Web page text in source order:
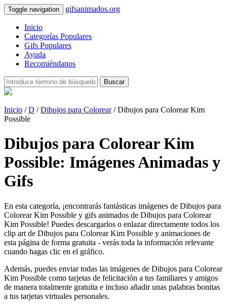
Toggle navigation gifsanimados.org
Inicio
Categorías Populares
Gifs Populares
Ayuda
Recomiéndanos
Buscar
Inicio /D /Dibujos para Colorear/ Dibujos para Colorear Kim
Possible
Dibujos para Colorear Kim
Possible: Imágenes Animadas y
Gifs
En esta categoría, ¡encontrarás fantásticas imágenes de Dibujos para
Colorear Kim Possible y gifs animados de Dibujos para Colorear
Kim Possible! Puedes descargarlos o enlazar directamente todos los
clip art de Dibujos para Colorear Kim Possible y animaciones de
esta página de forma gratuita - verás toda la información relevante
cuando hagas clic en el gráfico.
Además, puedes enviar todas las imágenes de Dibujos para Colorear
Kim Possible como tarjetas de felicitación a tus familiares y amigos
de manera totalmente gratuita e incluso añadir unas palabras bonitas
a tus tarjetas virtuales personales.